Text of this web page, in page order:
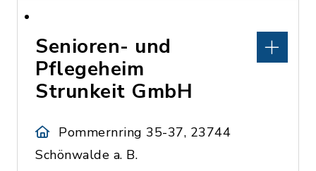
Senioren- und
Pflegeheim
Strunkeit GmbH
Pommernring 35-37, 23744
Schönwalde a. B.